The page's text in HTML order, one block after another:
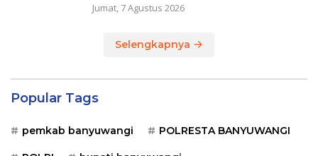
Jumat, 7 Agustus 2026
Selengkapnya
Popular Tags
pemkab banyuwangi POLRESTA BANYUWANGI